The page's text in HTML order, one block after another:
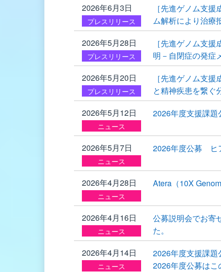
2026年6月3日
プレスリリース
［先進ゲノム支
ム解析により治療
2026年5月28日
プレスリリース
［先進ゲノム支
明－自閉症の発症
2026年5月20日
プレスリリース
［先進ゲノム支
と精神疾患を繋ぐ
2026年5月12日
ニュース
2026年度支援課
2026年5月7日
ニュース
2026年度公募 ヒ
2026年4月28日
ニュース
Atera（10X
2026年4月16日
ニュース
公募説明会でお寄
た。
2026年4月14日
ニュース
2026年度支援課
2026年度公募は